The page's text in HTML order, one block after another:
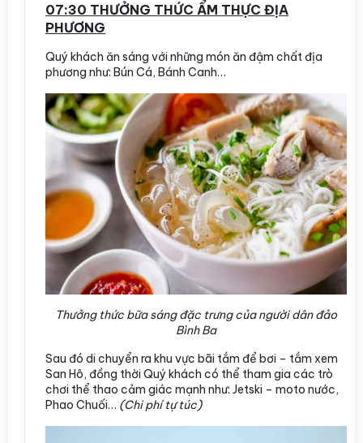
07:30 THƯỞNG THỨC ẨM THỰC ĐỊA
PHƯƠNG
Quý khách ăn sáng với những món ăn đậm chất địa
phương như: Bún Cá, Bánh Canh…
Thưởng thức bữa sáng đặc trưng của người dân đảo
Bình Ba
Sau đó di chuyển ra khu vực bãi tắm để bơi – tắm xem
San Hô, đồng thời Quý khách có thể tham gia các trò
chơi thể thao cảm giác mạnh như: Jetski – moto nước,
Phao Chuối… (Chi phí tự túc)